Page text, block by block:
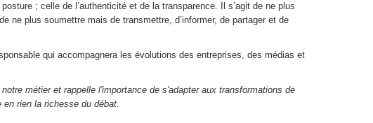
; celle de l’authenticité et de la transparence. Il s’agit de ne plus
ne plus soumettre mais de transmettre, d’informer, de partager et de
qui accompagnera les évolutions des entreprises, des médias et
métier et rappelle l'importance de s'adapter aux transformations de
rien la richesse du débat.